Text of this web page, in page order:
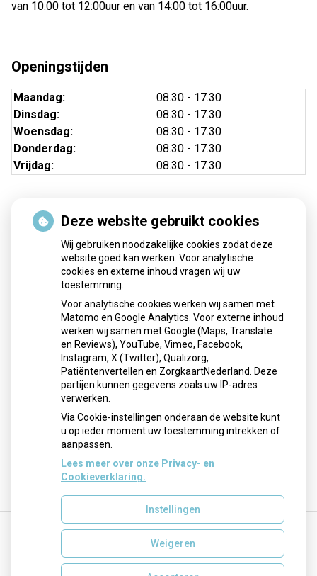
van 10:00 tot 12:00uur en van 14:00 tot 16:00uur.
Openingstijden
Maandag:
08.30 - 17.30
Dinsdag:
08.30 - 17.30
Woensdag:
08.30 - 17.30
Donderdag:
08.30 - 17.30
Vrijdag:
08.30 - 17.30
Nieuws
Sinds huisartsen afslankmedicijnen mogen voorschrijven,
neemt gebruik toe
Schurft sinds corona geen vergeten ziekte meer: aantal
uitbraken fors gestegen
Stoppen met afslankmedicijnen betekent zonder
leefstijlaanpassingen weer gewichtstoename
Kookadvies drinkwater in provincie Utrecht vanwege
besmetting
Terugroepactie babyvoeding Nestlé: bacterie kan baby’s
ziek maken
Uw Zorg Online |Beheer
info@vnapotheek.nl
Deze website gebruikt cookies
Wij gebruiken noodzakelijke cookies zodat deze
website goed kan werken. Voor analytische
cookies en externe inhoud vragen wij uw
toestemming.
Voor analytische cookies werken wij samen met
Matomo en Google Analytics. Voor externe inhoud
werken wij samen met Google (Maps, Translate
en Reviews), YouTube, Vimeo, Facebook,
Instagram, X (Twitter), Qualizorg,
Patiëntenvertellen en ZorgkaartNederland. Deze
partijen kunnen gegevens zoals uw IP-adres
verwerken.
Via Cookie-instellingen onderaan de website kunt
u op ieder moment uw toestemming intrekken of
aanpassen.
Lees meer over onze Privacy- en
Cookieverklaring.
Instellingen
Weigeren